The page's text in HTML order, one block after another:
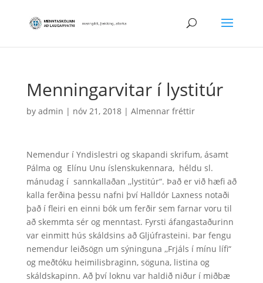
Menningarvitar í lystitúr
by admin | nóv 21, 2018| Almennar fréttir
Nemendur í Yndislestri og skapandi skrifum, ásamt
Pálma og Elínu Unu íslenskukennara, héldu sl.
mánudag í sannkallaðan ,,lystitúr“. Það er við hæfi að
kalla ferðina þessu nafni því Halldór Laxness notaði
það í fleiri en einni bók um ferðir sem farnar voru til
að skemmta sér og menntast. Fyrsti áfangastaðurinn
var einmitt hús skáldsins að Gljúfrasteini. Þar fengu
nemendur leiðsögn um sýninguna ,,Frjáls í mínu lífi“
og meðtóku heimilisbraginn, söguna, listina og
skáldskapinn. Að því loknu var haldið niður í miðbæ